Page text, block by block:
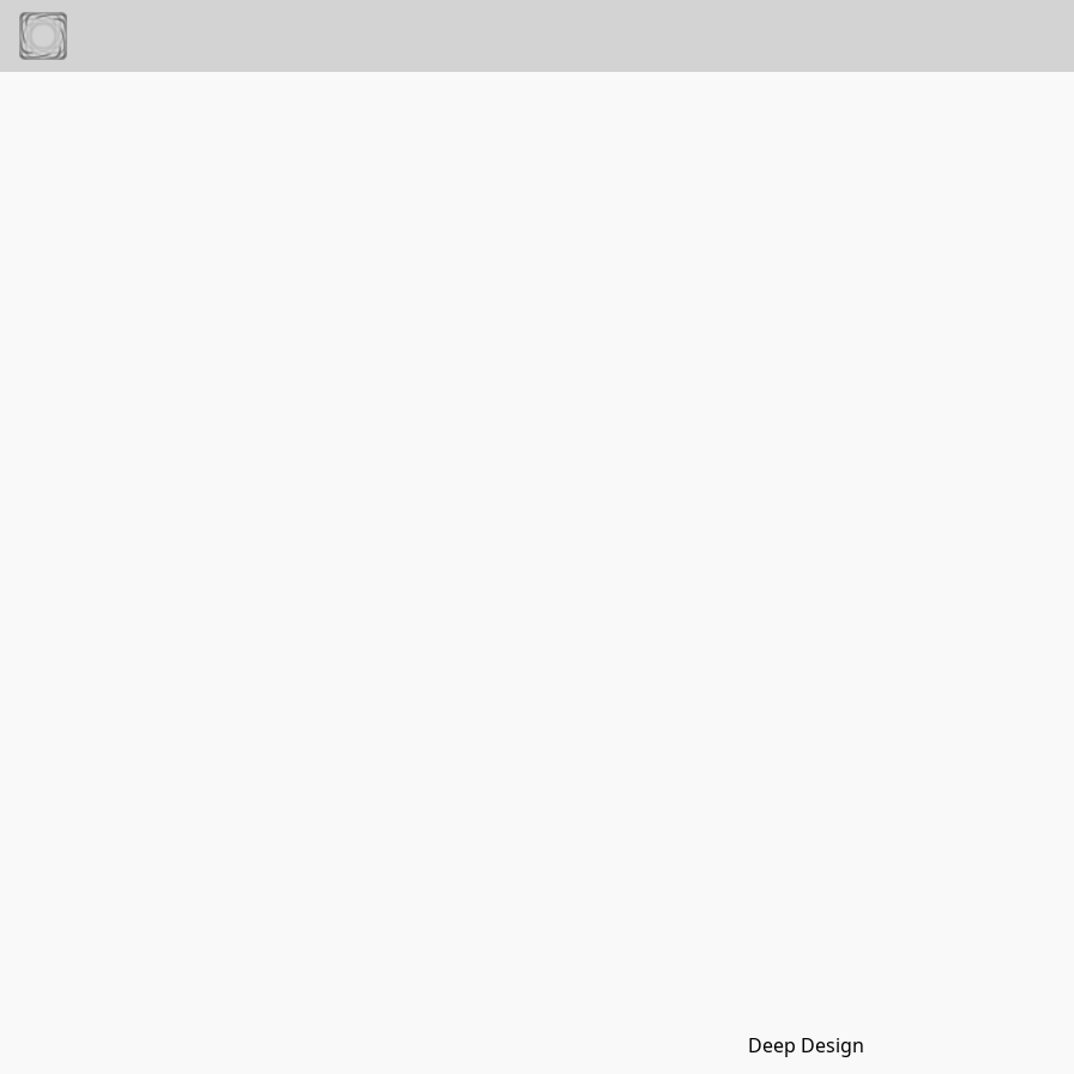
Deep Design